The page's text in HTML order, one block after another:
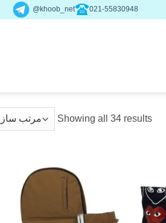
021-55830948
khoob_net@
Showing all 34 results
Sorted
by